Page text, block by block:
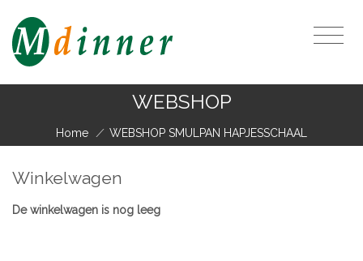
WEBSHOP
Home / WEBSHOP SMULPAN HAPJESSCHAAL
Winkelwagen
De winkelwagen is nog leeg